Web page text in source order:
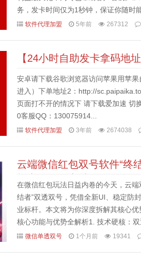
务，发卡时间仅为1秒钟，保证你随时
后服务，无条件封停换新，保障你的
软件代理加盟 5年前 267312
【24小时自助发卡拿码地
安卓请下载谷歌浏览器访问苹果用苹
进入）下单地址2：http://
页面打不开的情况下 请下载爱加速 切
0客服QQ：130075914...
软件代理加盟 3年前 2674038
云端微信红包双号软件“终
拍卡激活码商城
在微信红包玩法日益内卷的今天，云端
结者”双透双号，凭借全新UI、稳定防
业标杆。本文将为你深度拆解其核心
核心功能与优势全解析1. 技术硬核：
持“云端+本地”双通道运行，彻底规避
微信单透双号 1个月前 19341